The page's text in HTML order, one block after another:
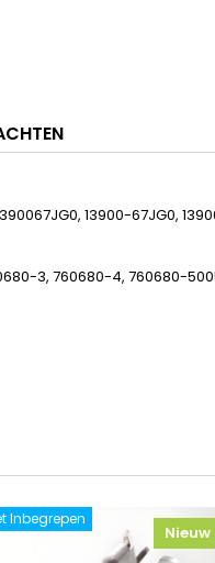
13900-67JG0,
3, 760680-4, 760680-
Inbegrepen
Nieuw